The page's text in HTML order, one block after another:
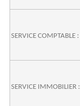
SERVICE COMPTABLE :
SERVICE IMMOBILIER :